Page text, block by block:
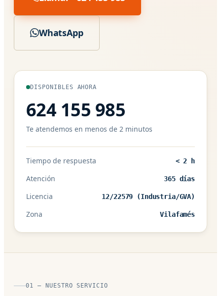
WhatsApp
DISPONIBLES AHORA
624 155 985
Te atendemos en menos de 2 minutos
Tiempo de respuesta < 2 h
Atención 365 días
Licencia 12/22579 (Industria/GVA)
Zona Vilafamés
01 — NUESTRO SERVICIO